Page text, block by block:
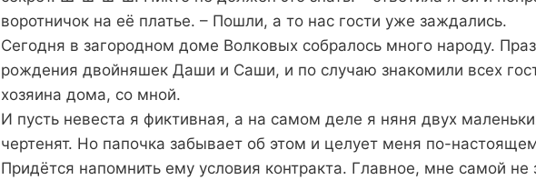
воротничок на её платье. – Пошли, а то нас гости уже заждались.
Сегодня в загородном доме Волковых собралось много народу.
рождения двойняшек Даши и Саши, и по случаю знакомили всех
хозяина дома, со мной.
И пусть невеста я фиктивная, а на самом деле я няня двух
чертенят. Но папочка забывает об этом и целует меня по-
Придётся напомнить ему условия контракта. Главное, мне самой не